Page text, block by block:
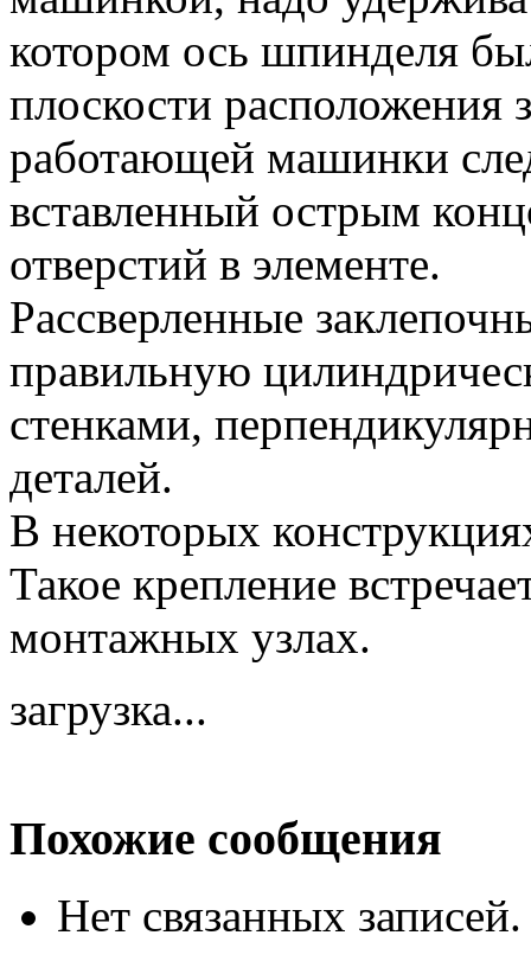
котором ось шпинделя
плоскости расположения
работающей машинки
вставленный острым
отверстий в элементе.
Рассверленные
правильную
стенками,
деталей.
В некоторых
Такое крепление
монтажных узлах.
загрузка...
Похожие сообщения
Нет связанных записей.